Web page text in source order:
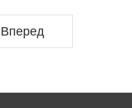
Вперед